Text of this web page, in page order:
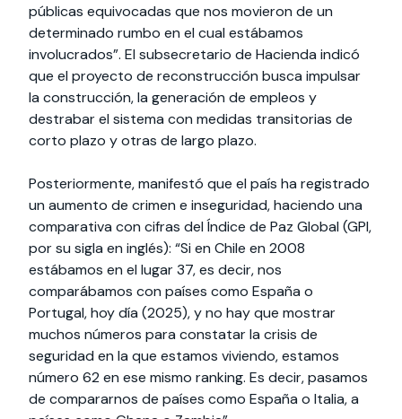
públicas equivocadas que nos movieron de un
determinado rumbo en el cual estábamos
involucrados”. El subsecretario de Hacienda indicó
que el proyecto de reconstrucción busca impulsar
la construcción, la generación de empleos y
destrabar el sistema con medidas transitorias de
corto plazo y otras de largo plazo.
Posteriormente, manifestó que el país ha registrado
un aumento de crimen e inseguridad, haciendo una
comparativa con cifras del Índice de Paz Global (GPI,
por su sigla en inglés): “Si en Chile en 2008
estábamos en el lugar 37, es decir, nos
comparábamos con países como España o
Portugal, hoy día (2025), y no hay que mostrar
muchos números para constatar la crisis de
seguridad en la que estamos viviendo, estamos
número 62 en ese mismo ranking. Es decir, pasamos
de compararnos de países como España o Italia, a